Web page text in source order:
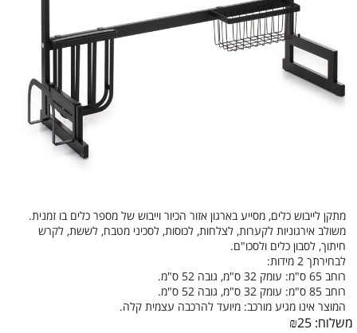
מתקן לייבוש כלים, מסייע בארגון אזור הכיור וייבוש של מספר כלים בו זמנית.
משולב אירגוניות לקערות, לצלחות, לכוסות, לסכיני מטבח, לששת, לקרש
חיתוך, לסבון כלים ולסכו"ם.
לבחירתך 2 מידות:
רוחב 65 ס"מ: עומק 32 ס"מ, גובה 52 ס"מ.
רוחב 85 ס"מ: עומק 32 ס"מ, גובה 52 ס"מ.
המוצר אינו מגיע מורכב: מיועד להרכבה עצמית קלה.
משלוח: ₪25